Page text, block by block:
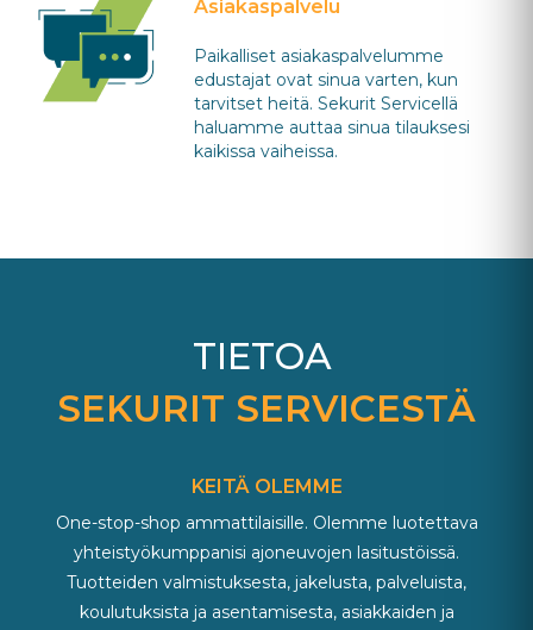
Asiakaspalvelu
Paikalliset asiakaspalvelumme
edustajat ovat sinua varten, kun
tarvitset heitä. Sekurit Servicellä
haluamme auttaa sinua tilauksesi
kaikissa vaiheissa.
TIETOA
SEKURIT SERVICESTÄ
KEITÄ OLEMME
One-stop-shop ammattilaisille. Olemme luotettava
yhteistyökumppanisi ajoneuvojen lasitustöissä.
Tuotteiden valmistuksesta, jakelusta, palveluista,
koulutuksista ja asentamisesta, asiakkaiden ja